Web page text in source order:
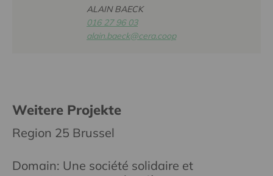
ALAIN BAECK
016 27 96 03
alain.baeck@cera.coop
Weitere Projekte
Region 25 Brussel
Domain: Une société solidaire et